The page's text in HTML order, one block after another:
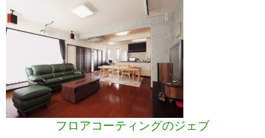
フロアコーティングのジェブ